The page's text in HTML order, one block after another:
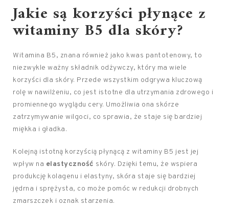
Jakie są korzyści płynące z
witaminy B5 dla skóry?
Witamina B5, znana również jako kwas pantotenowy, to
niezwykle ważny składnik odżywczy, który ma wiele
korzyści dla skóry. Przede wszystkim odgrywa kluczową
rolę w nawilżeniu, co jest istotne dla utrzymania zdrowego i
promiennego wyglądu cery. Umożliwia ona skórze
zatrzymywanie wilgoci, co sprawia, że staje się bardziej
miękka i gładka.
Kolejną istotną korzyścią płynącą z witaminy B5 jest jej
wpływ na elastyczność skóry. Dzięki temu, że wspiera
produkcję kolagenu i elastyny, skóra staje się bardziej
jędrna i sprężysta, co może pomóc w redukcji drobnych
zmarszczek i oznak starzenia.